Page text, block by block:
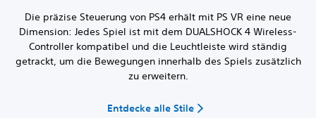
Die präzise Steuerung von PS4 erhält mit PS VR eine neue
Dimension: Jedes Spiel ist mit dem DUALSHOCK 4 Wireless-
Controller kompatibel und die Leuchtleiste wird ständig
getrackt, um die Bewegungen innerhalb des Spiels zusätzlich
zu erweitern.
Entdecke alle Stile